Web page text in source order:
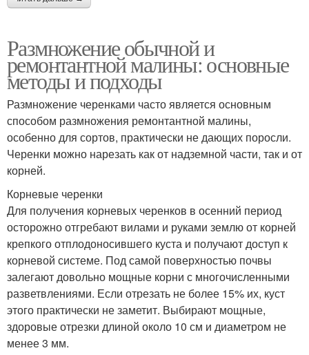
Размножение обычной и
ремонтантной малины: основные
методы и подходы
Размножение черенками часто является основным
способом размножения ремонтантной малины,
особенно для сортов, практически не дающих поросли.
Черенки можно нарезать как от надземной части, так и от
корней.
Корневые черенки
Для получения корневых черенков в осенний период
осторожно отгребают вилами и руками землю от корней
крепкого отплодоносившего куста и получают доступ к
корневой системе. Под самой поверхностью почвы
залегают довольно мощные корни с многочисленными
разветвлениями. Если отрезать не более 15% их, куст
этого практически не заметит. Выбирают мощные,
здоровые отрезки длиной около 10 см и диаметром не
менее 3 мм.